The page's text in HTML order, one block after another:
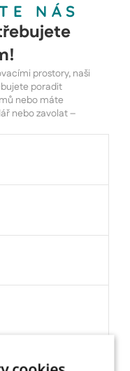
NÁS
prostory, naši
poradit
nebo máte
nebo zavolat –